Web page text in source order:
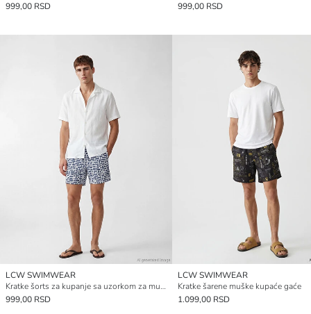
999,00 RSD
999,00 RSD
LCW SWIMWEAR
Kratke šorts za kupanje sa uzorkom za muškarce
999,00 RSD
LCW SWIMWEAR
Kratke šarene muške kupaće gaće
1.099,00 RSD